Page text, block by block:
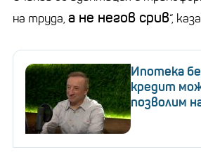
на труда, а не негов срив“,
Ипотека
кредит
позволим